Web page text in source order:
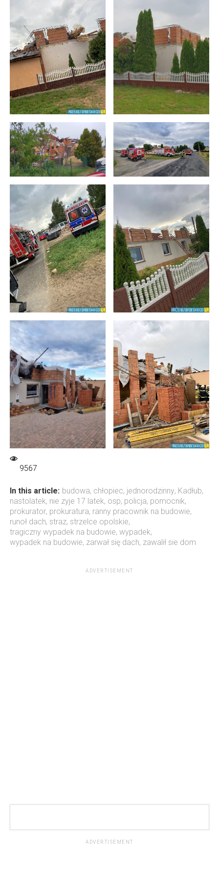
9567
In this article: budowa, chłopiec, jednorodzinny, Kadłub,
nastolatek, nie zyje 17 latek, osp, policja, pomocnik,
prokurator, prokuratura, ranny pracownik na budowie,
runoł dach, straz, strzelce opolskie,
tragiczny wypadek na budowie, wypadek,
wypadek na budowie, zarwał się dach, zawalił sie dom
ADVERTISEMENT
ADVERTISEMENT